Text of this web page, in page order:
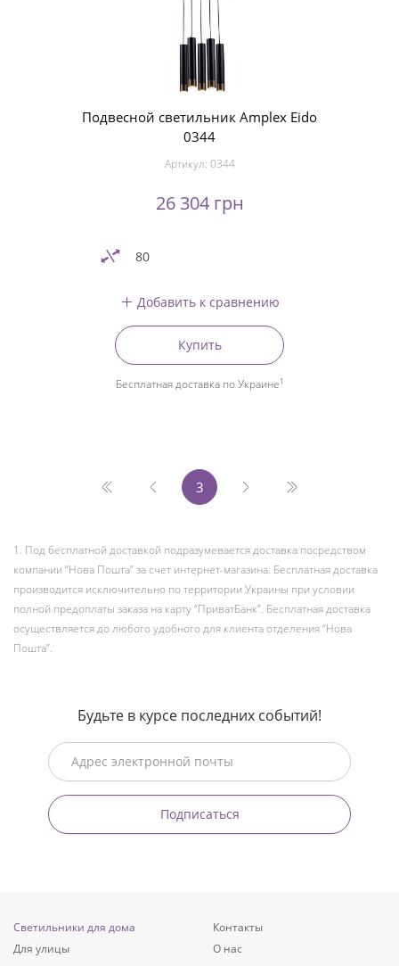
Подвесной светильник Amplex Eido
0344
Артикул: 0344
26 304 грн
80
Добавить к сравнению
Купить
Бесплатная доставка по Украине1
3
1. Под бесплатной доставкой подразумевается доставка посредством
компании “Нова Пошта” за счет интернет-магазина. Бесплатная доставка
производится исключительно по территории Украины при условии
полной предоплаты заказа на карту “ПриватБанк”. Бесплатная доставка
осуществляется до любого удобного для клиента отделения “Нова
Пошта”.
Будьте в курсе последних событий!
Подписаться
Светильники для дома
Для улицы
Контакты
О нас